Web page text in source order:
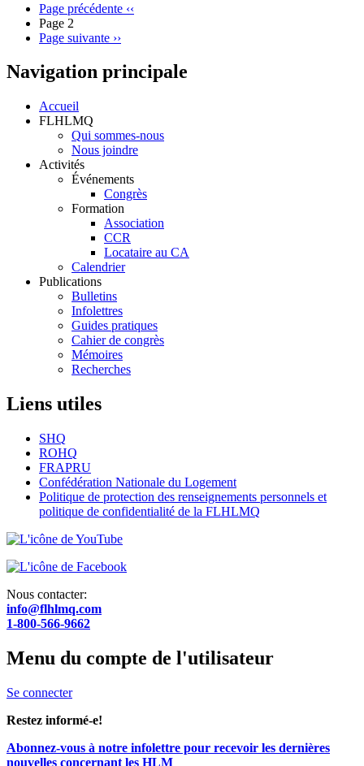
Page précédente ‹‹
Page 2
Page suivante ››
Navigation principale
Accueil
FLHLMQ
Qui sommes-nous
Nous joindre
Activités
Événements
Congrès
Formation
Association
CCR
Locataire au CA
Calendrier
Publications
Bulletins
Infolettres
Guides pratiques
Cahier de congrès
Mémoires
Recherches
Liens utiles
SHQ
ROHQ
FRAPRU
Confédération Nationale du Logement
Politique de protection des renseignements personnels et
politique de confidentialité de la FLHLMQ
Nous contacter:
info@flhlmq.com
1-800-566-9662
Menu du compte de l'utilisateur
Se connecter
Restez informé-e!
Abonnez-vous à notre infolettre pour recevoir les dernières
nouvelles concernant les HLM